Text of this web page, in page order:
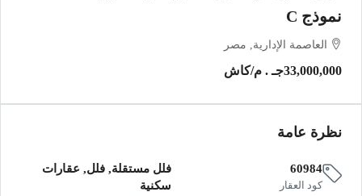
نموذج C
العاصمة الإدارية, مصر
33,000,000جـ . م /كاش
نظرة عامة
60984
كود العقار
فلل مستقلة, فلل, عقارات
سكنية